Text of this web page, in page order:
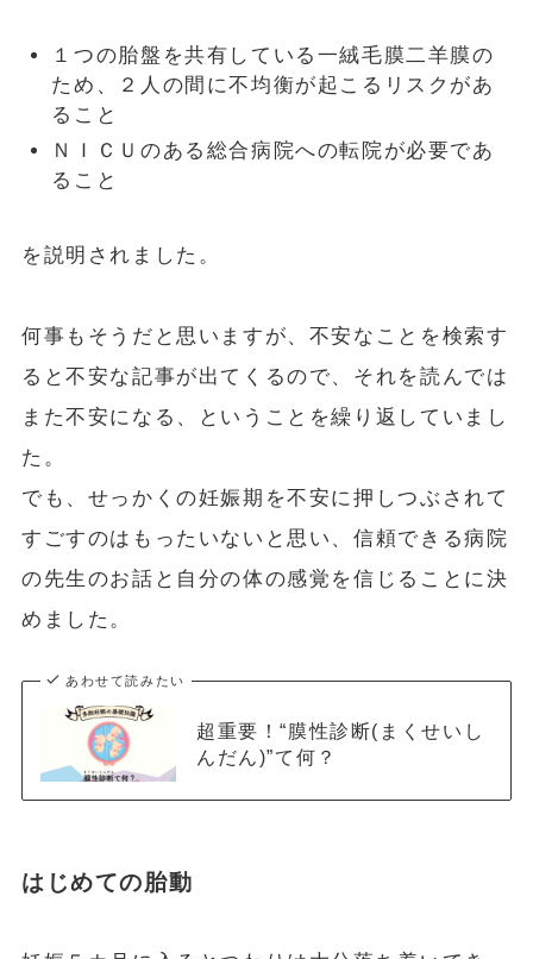
１つの胎盤を共有している一絨毛膜二羊膜の
ため、２人の間に不均衡が起こるリスクがあ
ること
ＮＩＣＵのある総合病院への転院が必要であ
ること
を説明されました。
何事もそうだと思いますが、不安なことを検索す
ると不安な記事が出てくるので、それを読んでは
また不安になる、ということを繰り返していまし
た。
でも、せっかくの妊娠期を不安に押しつぶされて
すごすのはもったいないと思い、信頼できる病院
の先生のお話と自分の体の感覚を信じることに決
めました。
あわせて読みたい
超重要！“膜性診断(まくせいし
んだん)”て何？
はじめての胎動